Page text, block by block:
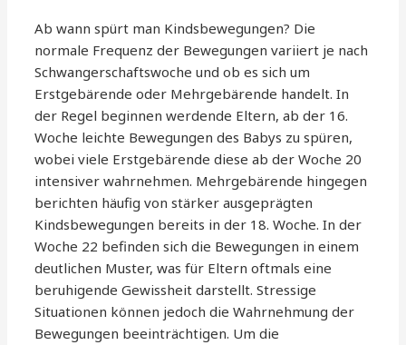
Ab wann spürt man Kindsbewegungen? Die
normale Frequenz der Bewegungen variiert je nach
Schwangerschaftswoche und ob es sich um
Erstgebärende oder Mehrgebärende handelt. In
der Regel beginnen werdende Eltern, ab der 16.
Woche leichte Bewegungen des Babys zu spüren,
wobei viele Erstgebärende diese ab der Woche 20
intensiver wahrnehmen. Mehrgebärende hingegen
berichten häufig von stärker ausgeprägten
Kindsbewegungen bereits in der 18. Woche. In der
Woche 22 befinden sich die Bewegungen in einem
deutlichen Muster, was für Eltern oftmals eine
beruhigende Gewissheit darstellt. Stressige
Situationen können jedoch die Wahrnehmung der
Bewegungen beeinträchtigen. Um die